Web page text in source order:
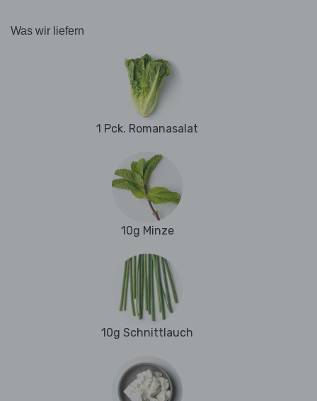
Was wir liefern
1 Pck. Romanasalat
10g Minze
10g Schnittlauch